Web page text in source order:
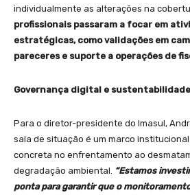
individualmente as alterações na
profissionais passaram a focar em
estratégicas, como validações em
pareceres e suporte a operações de
Governança digital e sustentabilidade
Para o diretor-presidente do Imasul,
sala de situação é um marco
concreta no enfrentamento ao
degradação ambiental. “Estamos
ponta para garantir que o